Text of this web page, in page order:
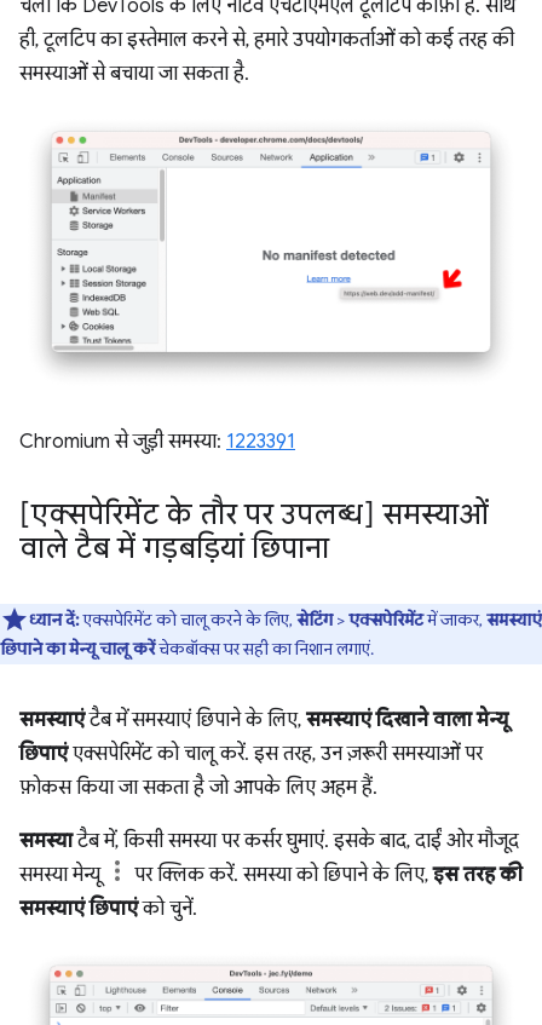
चला कि DevTools के लिए नेटिव एचटीएमएल टूलटिप काफ़ी हैं. साथ
ही, टूलटिप का इस्तेमाल करने से, हमारे उपयोगकर्ताओं को कई तरह की
समस्याओं से बचाया जा सकता है.
Chromium से जुड़ी समस्या: 1223391
[एक्सपेरिमेंट के तौर पर उपलब्ध] समस्याओं
वाले टैब में गड़बड़ियां छिपाना
ध्यान दें:एक्सपेरिमेंट को चालू करने के लिए, सेटिंग>एक्सपेरिमेंटमें जाकर, समस्याएं
छिपाने का मेन्यू चालू करेंचेकबॉक्स पर सही का निशान लगाएं.
समस्याएंटैब में समस्याएं छिपाने के लिए, समस्याएं दिखाने वाला मेन्यू
छिपाएंएक्सपेरिमेंट को चालू करें. इस तरह, उन ज़रूरी समस्याओं पर
फ़ोकस किया जा सकता है जो आपके लिए अहम हैं.
समस्याटैब में, किसी समस्या पर कर्सर घुमाएं. इसके बाद, दाईं ओर मौजूद
समस्या मेन्यू
पर क्लिक करें. समस्या को छिपाने के लिए,इस तरह की
समस्याएं छिपाएंको चुनें.